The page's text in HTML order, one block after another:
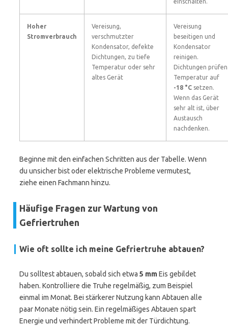
Hoher
Stromverbrauch
Vereisung,
verschmutzter
Kondensator, defekte
Dichtungen, zu tiefe
Temperatur oder sehr
altes Gerät
Vereisung
beseitigen und
Kondensator
reinigen.
Dichtungen
Temperatur auf
-18 °C setzen.
Wenn das Gerät
sehr alt ist, über
Austausch
nachdenken.
Beginne mit den einfachen Schritten aus der Tabelle. Wenn
du unsicher bist oder elektrische Probleme vermutest,
ziehe einen Fachmann hinzu.
Häufige Fragen zur Wartung von
Gefriertruhen
Wie oft sollte ich meine Gefriertruhe abtauen?
Du solltest abtauen, sobald sich etwa 5 mmEis gebildet
haben. Kontrolliere die Truhe regelmäßig, zum Beispiel
einmal im Monat. Bei stärkerer Nutzung kann Abtauen alle
paar Monate nötig sein. Ein regelmäßiges Abtauen spart
Energie und verhindert Probleme mit der Türdichtung.